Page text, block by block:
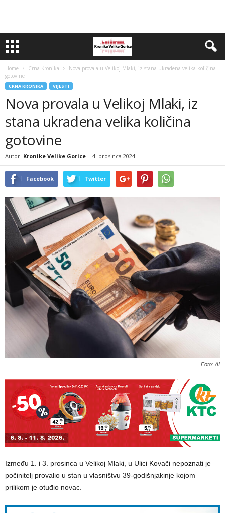
Home Crna Kronika
Nova provala u Velikoj Mlaki, iz stana ukradena velika količina
gotovine
CRNA KRONIKA VIJESTI
Nova provala u Velikoj Mlaki, iz
stana ukradena velika količina
gotovine
Autor: Kronike Velike Gorice - 4. prosinca 2024
Facebook Twitter
Foto: AI
Između 1. i 3. prosinca u Velikoj Mlaki, u Ulici Kovači nepoznati je
počinitelj provalio u stan u vlasništvu 39-godišnjakinje kojom
prilikom je otuđio novac.